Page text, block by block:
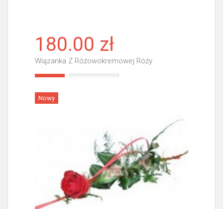
180.00 zł
Wiązanka Z Różowokremowej Róży
Nowy